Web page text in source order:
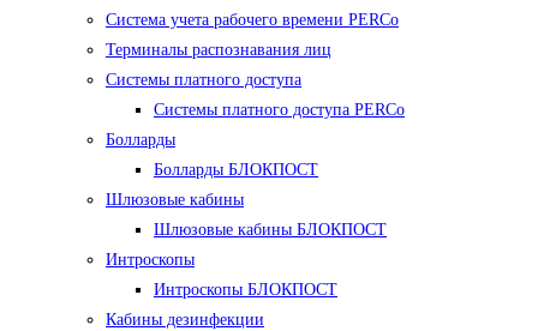
Система учета рабочего времени PERCo
Терминалы распознавания лиц
Cистемы платного доступа
Системы платного доступа PERCo
Болларды
Болларды БЛОКПОСТ
Шлюзовые кабины
Шлюзовые кабины БЛОКПОСТ
Интроскопы
Интроскопы БЛОКПОСТ
Кабины дезинфекции